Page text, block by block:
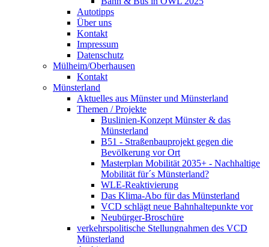
Autotipps
Über uns
Kontakt
Impressum
Datenschutz
Mülheim/Oberhausen
Kontakt
Münsterland
Aktuelles aus Münster und Münsterland
Themen / Projekte
Buslinien-Konzept Münster & das
Münsterland
B51 - Straßenbauprojekt gegen die
Bevölkerung vor Ort
Masterplan Mobilität 2035+ - Nachhaltige
Mobilität für´s Münsterland?
WLE-Reaktivierung
Das Klima-Abo für das Münsterland
VCD schlägt neue Bahnhaltepunkte vor
Neubürger-Broschüre
verkehrspolitische Stellungnahmen des VCD
Münsterland